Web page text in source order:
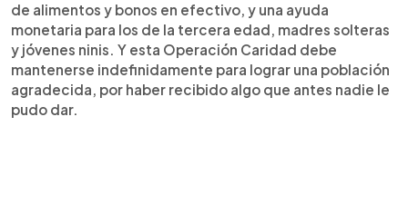
de alimentos y bonos en efectivo, y una ayuda
monetaria para los de la tercera edad, madres solteras
y jóvenes ninis. Y esta Operación Caridad debe
mantenerse indefinidamente para lograr una población
agradecida, por haber recibido algo que antes nadie le
pudo dar.